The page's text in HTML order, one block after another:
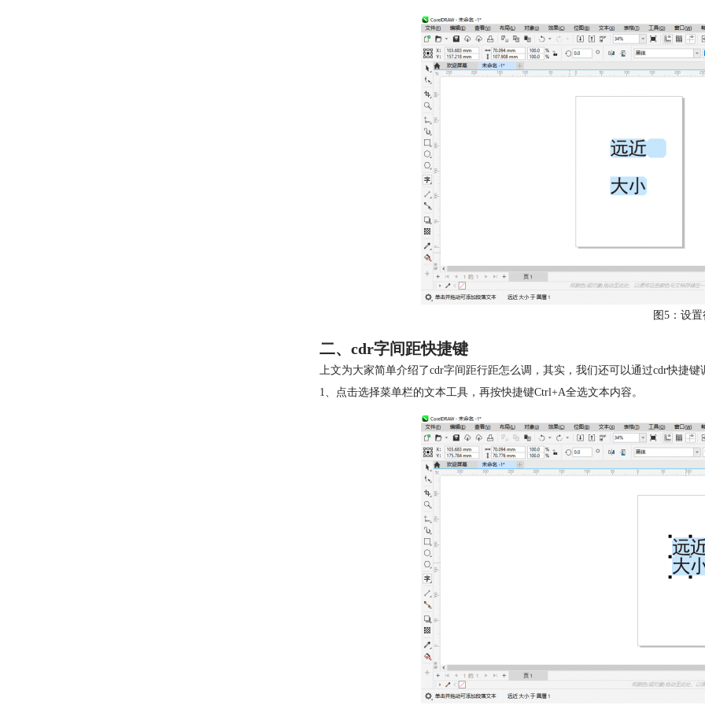
图5：设
二、cdr字间距快捷键
上文为大家简单介绍了cdr字间距行距怎么调，其实，我们还可以通过cdr快捷
1、点击选择菜单栏的文本工具，再按快捷键Ctrl+A全选文本内容。